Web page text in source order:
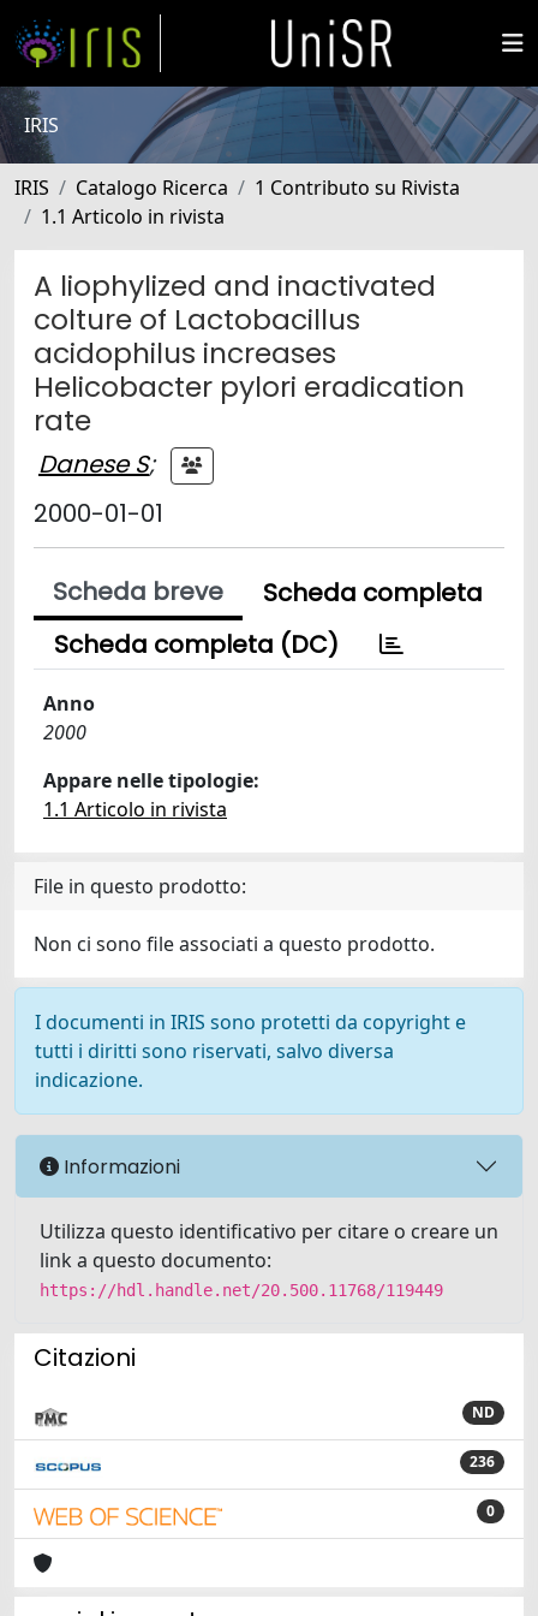
IRIS
IRIS Catalogo Ricerca
1 Contributo su Rivista
1.1 Articolo in rivista
A liophylized and inactivated
colture of Lactobacillus
acidophilus increases
Helicobacter pylori eradication
rate
Danese S;
2000-01-01
Scheda breve
Scheda completa
Scheda completa (DC)
Anno
2000
Appare nelle tipologie:
1.1 Articolo in rivista
File in questo prodotto:
Non ci sono file associati a questo prodotto.
I documenti in IRIS sono protetti da copyright e
tutti i diritti sono riservati, salvo diversa
indicazione.
Informazioni
Utilizza questo identificativo per citare o creare un
link a questo documento:
https://hdl.handle.net/20.500.11768/119449
Citazioni
ND
236
0